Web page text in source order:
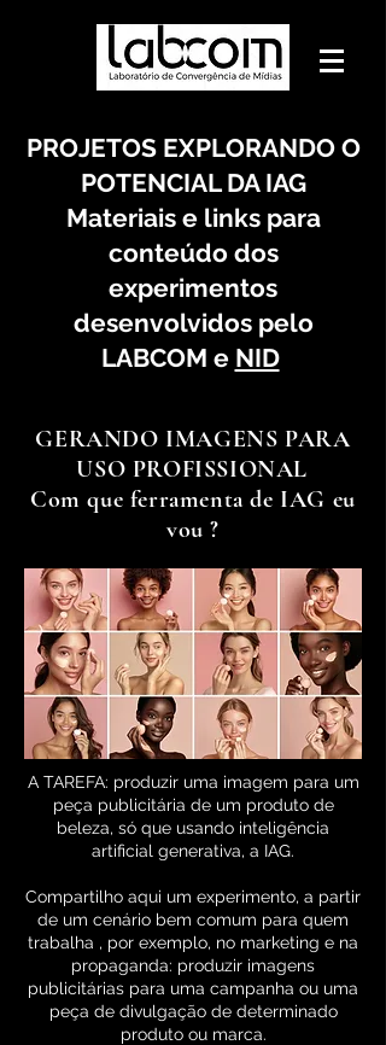
PROJETOS EXPLORANDO O
POTENCIAL DA IAG
Materiais e links para
conteúdo dos
experimentos
desenvolvidos pelo
LABCOM e NID
GERANDO IMAGENS PARA
USO PROFISSIONAL
Com que ferramenta de IAG eu
vou ?
A TAREFA: produzir uma imagem para um
peça publicitária de um produto de
beleza, só que usando inteligência
artificial generativa, a IAG.
Compartilho aqui um experimento, a partir
de um cenário bem comum para quem
trabalha , por exemplo, no marketing e na
propaganda: produzir imagens
publicitárias para uma campanha ou uma
peça de divulgação de determinado
produto ou marca.